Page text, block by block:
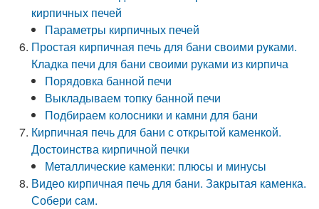
кирпичных печей
Параметры кирпичных печей
Простая кирпичная печь для бани своими руками.
Кладка печи для бани своими руками из кирпича
Порядовка банной печи
Выкладываем топку банной печи
Подбираем колосники и камни для бани
Кирпичная печь для бани с открытой каменкой.
Достоинства кирпичной печки
Металлические каменки: плюсы и минусы
Видео кирпичная печь для бани. Закрытая каменка.
Собери сам.